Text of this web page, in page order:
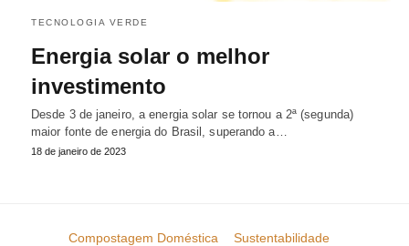
TECNOLOGIA VERDE
Energia solar o melhor
investimento
Desde 3 de janeiro, a energia solar se tornou a 2ª (segunda)
maior fonte de energia do Brasil, superando a…
18 de janeiro de 2023
Compostagem Doméstica Sustentabilidade